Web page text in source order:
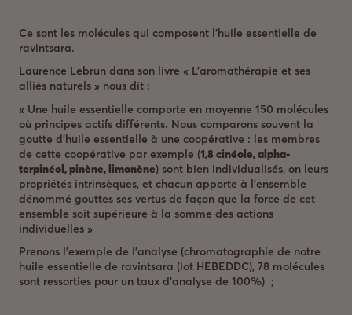
Ce sont les molécules qui composent l’huile essentielle de
ravintsara.
Laurence Lebrun dans son livre « L’aromathérapie et ses
alliés naturels » nous dit :
« Une huile essentielle comporte en moyenne 150 molécules
où principes actifs différents. Nous comparons souvent la
goutte d’huile essentielle à une coopérative : les membres
de cette coopérative par exemple (1,8 cinéole, alpha-
terpinéol, pinène, limonène) sont bien individualisés, on leurs
propriétés intrinsèques, et chacun apporte à l’ensemble
dénommé gouttes ses vertus de façon que la force de cet
ensemble soit supérieure à la somme des actions
individuelles »
Prenons l’exemple de l’analyse (chromatographie de notre
huile essentielle de ravintsara (lot HEBEDDC), 78 molécules
sont ressorties pour un taux d’analyse de 100%) ;